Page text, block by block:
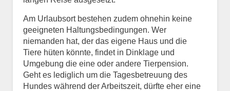
Am Urlaubsort bestehen zudem ohnehin keine
geeigneten Haltungsbedingungen. Wer
niemanden hat, der das eigene Haus und die
Tiere hüten könnte, findet in Dinklage und
Umgebung die eine oder andere Tierpension.
Geht es lediglich um die Tagesbetreuung des
Hundes während der Arbeitszeit, dürfte eher eine